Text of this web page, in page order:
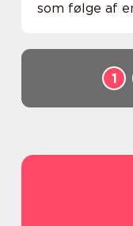
som følge af
1